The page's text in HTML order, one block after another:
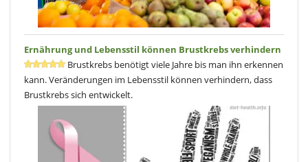
Ernährung und Lebensstil können Brustkrebs verhindern
Brustkrebs benötigt viele Jahre bis man ihn erkennen
kann. Veränderungen im Lebensstil können verhindern, dass
Brustkrebs sich entwickelt.